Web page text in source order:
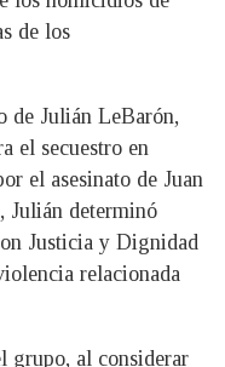
de los
de Julián LeBarón,
el secuestro en
el asesinato de Juan
Julián determinó
Justicia y Dignidad
relacionada
grupo, al considerar